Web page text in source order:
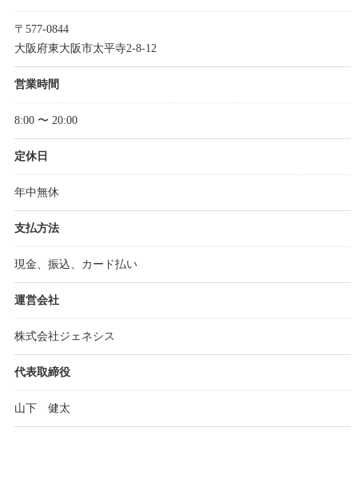
〒577-0844
大阪府東大阪市太平寺2-8-12
営業時間
8:00 〜 20:00
定休日
年中無休
支払方法
現金、振込、カード払い
運営会社
株式会社ジェネシス
代表取締役
山下 健太